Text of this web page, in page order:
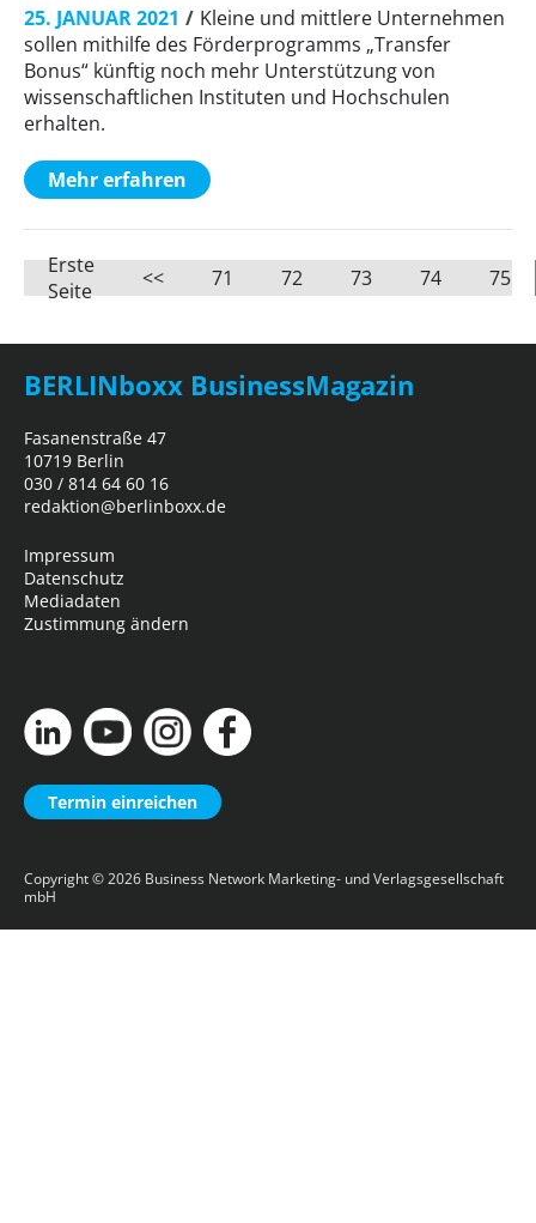
25. JANUAR 2021
Kleine und mittlere Unternehmen
sollen mithilfe des Förderprogramms „Transfer
Bonus“ künftig noch mehr Unterstützung von
wissenschaftlichen Instituten und Hochschulen
erhalten.
Mehr erfahren
Erste
Seite
<< 71 72 73 74 75
BERLINboxx BusinessMagazin
Fasanenstraße 47
10719 Berlin
030 / 814 64 60 16
redaktion@berlinboxx.de
Impressum
Datenschutz
Mediadaten
Zustimmung ändern
Termin einreichen
Copyright © 2026 Business Network Marketing- und Verlagsgesellschaft
mbH